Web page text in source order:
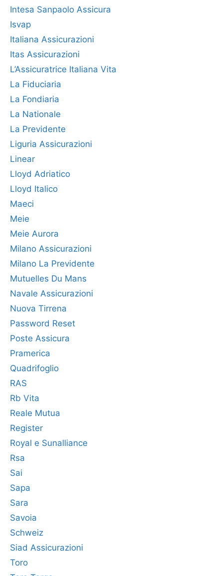
Intesa Sanpaolo Assicura
Isvap
Italiana Assicurazioni
Itas Assicurazioni
L’Assicuratrice Italiana Vita
La Fiduciaria
La Fondiaria
La Nationale
La Previdente
Liguria Assicurazioni
Linear
Lloyd Adriatico
Lloyd Italico
Maeci
Meie
Meie Aurora
Milano Assicurazioni
Milano La Previdente
Mutuelles Du Mans
Navale Assicurazioni
Nuova Tirrena
Password Reset
Poste Assicura
Pramerica
Quadrifoglio
RAS
Rb Vita
Reale Mutua
Register
Royal e Sunalliance
Rsa
Sai
Sapa
Sara
Savoia
Schweiz
Siad Assicurazioni
Toro